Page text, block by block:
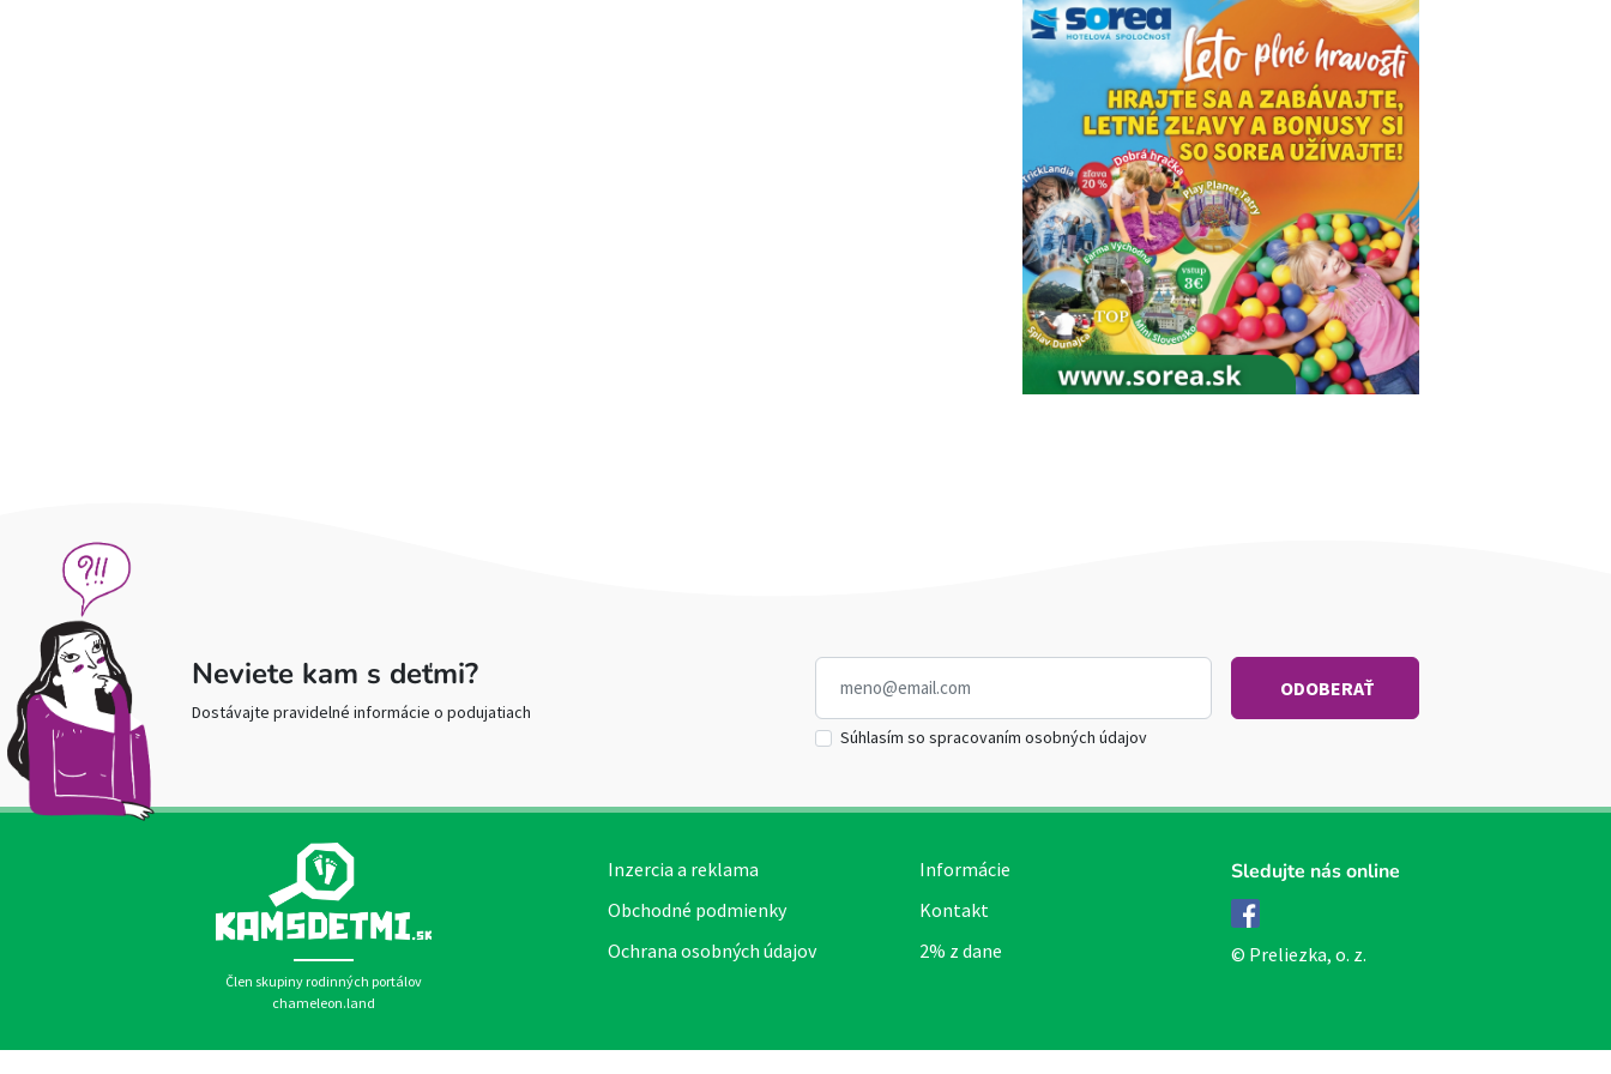
Neviete kam s deťmi?
Dostávajte pravidelné informácie o podujatiach
Súhlasím so spracovaním osobných údajov
Člen skupiny rodinných portálov
chameleon.land
Inzercia a reklama
Obchodné podmienky
Ochrana osobných údajov
Informácie
Kontakt
2% z dane
Sledujte nás online
© Preliezka, o. z.